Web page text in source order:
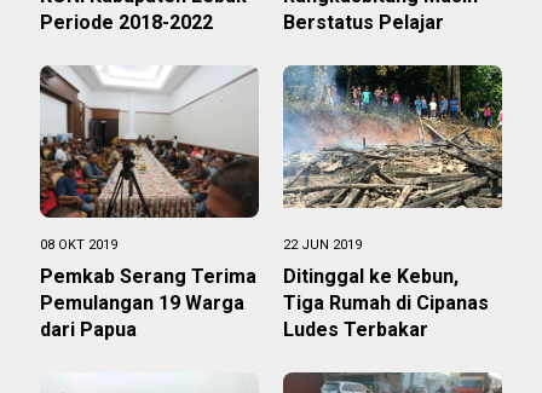
Periode 2018-2022
Berstatus Pelajar
08 OKT 2019
Pemkab Serang Terima
Pemulangan 19 Warga
dari Papua
22 JUN 2019
Ditinggal ke Kebun,
Tiga Rumah di Cipanas
Ludes Terbakar